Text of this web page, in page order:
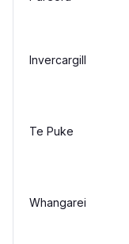
Invercargill
Te Puke
Whangarei